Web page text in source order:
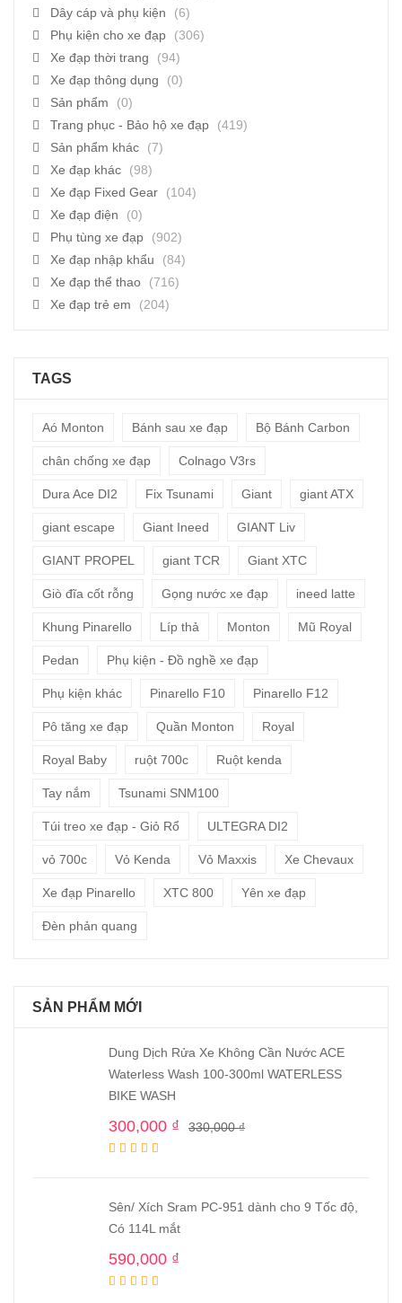
Dây cáp và phụ kiện
(6)
Phụ kiện cho xe đạp
(306)
Xe đạp thời trang
(94)
Xe đạp thông dụng
(0)
Sản phẩm
(0)
Trang phục - Bảo hộ xe đạp
(419)
Sản phẩm khác
(7)
Xe đạp khác
(98)
Xe đạp Fixed Gear
(104)
Xe đạp điện
(0)
Phụ tùng xe đạp
(902)
Xe đạp nhập khẩu
(84)
Xe đạp thể thao
(716)
Xe đạp trẻ em
(204)
TAGS
Aó Monton Bánh sau xe đạp Bộ Bánh Carbon
chân chống xe đạp Colnago V3rs
Dura Ace DI2 Fix Tsunami Giant giant ATX
giant escape Giant Ineed GIANT Liv
GIANT PROPEL giant TCR Giant XTC
Giò đĩa cốt rỗng Gọng nước xe đạp ineed latte
Khung Pinarello Líp thả Monton Mũ Royal
Pedan Phụ kiện - Đồ nghề xe đạp
Phụ kiện khác Pinarello F10 Pinarello F12
Pô tăng xe đạp Quần Monton Royal
Royal Baby ruột 700c Ruột kenda
Tay nắm Tsunami SNM100
Túi treo xe đạp - Giỏ Rổ ULTEGRA DI2
vỏ 700c Vỏ Kenda Vỏ Maxxis Xe Chevaux
Xe đạp Pinarello XTC 800 Yên xe đạp
Đèn phản quang
SẢN PHẨM MỚI
Dung Dịch Rửa Xe Không Cần Nước ACE
Waterless Wash 100-300ml WATERLESS
BIKE WASH
330,000₫
300,000 ₫
Sên/ Xích Sram PC-951 dành cho 9 Tốc độ,
Có 114L mắt
590,000 ₫